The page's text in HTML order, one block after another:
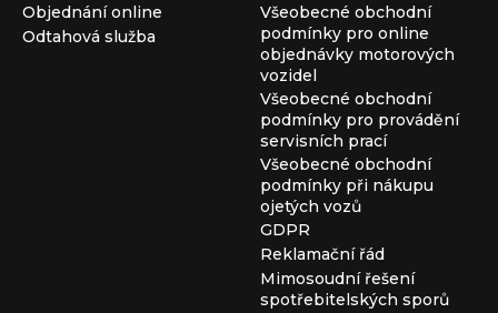
Objednání online
Odtahová služba
Všeobecné obchodní
podmínky pro online
objednávky motorových
vozidel
Všeobecné obchodní
podmínky pro provádění
servisních prací
Všeobecné obchodní
podmínky při nákupu
ojetých vozů
GDPR
Reklamační řád
Mimosoudní řešení
spotřebitelských sporů